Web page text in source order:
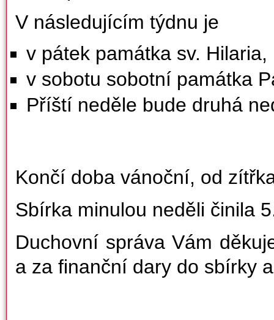
V následujícím týdnu je
v pátek památka sv.
v sobotu sobotní památka
Příští neděle bude druhá
Končí doba vánoční, od
Sbírka minulou neděli činila
Duchovní správa Vám
a za finanční dary do sbírky